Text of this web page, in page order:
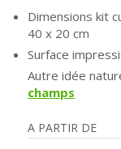
Dimensions kit
40 x 20 cm
Surface
Autre idée
champs
A PARTIR DE